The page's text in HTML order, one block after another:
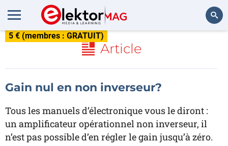
5 € (membres : GRATUIT)
Article
Gain nul en non inverseur?
Tous les manuels d’électronique vous le diront :
un amplificateur opérationnel non inverseur, il
n’est pas possible d’en régler le gain jusqu’à zéro.